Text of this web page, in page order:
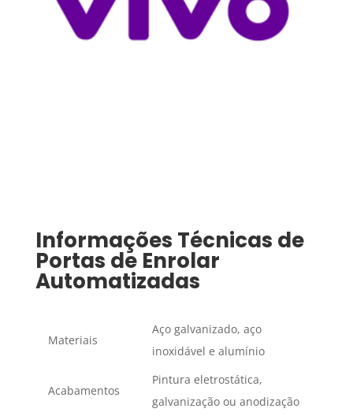
Informações Técnicas de
Portas de Enrolar
Automatizadas
Materiais
Aço galvanizado, aço
inoxidável e alumínio
Acabamentos
Pintura eletrostática,
galvanização ou anodização